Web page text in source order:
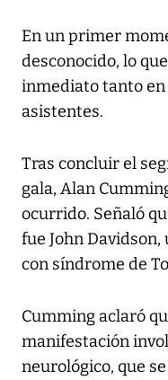
En un primer
desconocido, lo
inmediato tanto en
asistentes.
Tras concluir el
gala, Alan
ocurrido. Señaló
fue John
con síndrome de
Cumming aclaró
manifestación
neurológico, que